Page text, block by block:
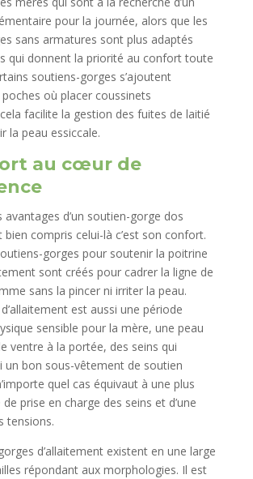
pour la journée, alors que les
sans armatures sont plus adaptés
qui donnent la priorité au confort toute
soutiens-gorges s’ajoutent
où placer coussinets
facilite la gestion des fuites de laitié
la peau essiccale.
au cœur de
avantages d’un soutien-gorge dos
compris celui-là c’est son confort.
gorges pour soutenir la poitrine
sont créés pour cadrer la ligne de
sans la pincer ni irriter la peau.
est aussi une période
sensible pour la mère, une peau
ventre à la portée, des seins qui
un bon sous-vêtement de soutien
quel cas équivaut à une plus
prise en charge des seins et d’une
tensions.
d’allaitement existent en une large
répondant aux morphologies. Il est